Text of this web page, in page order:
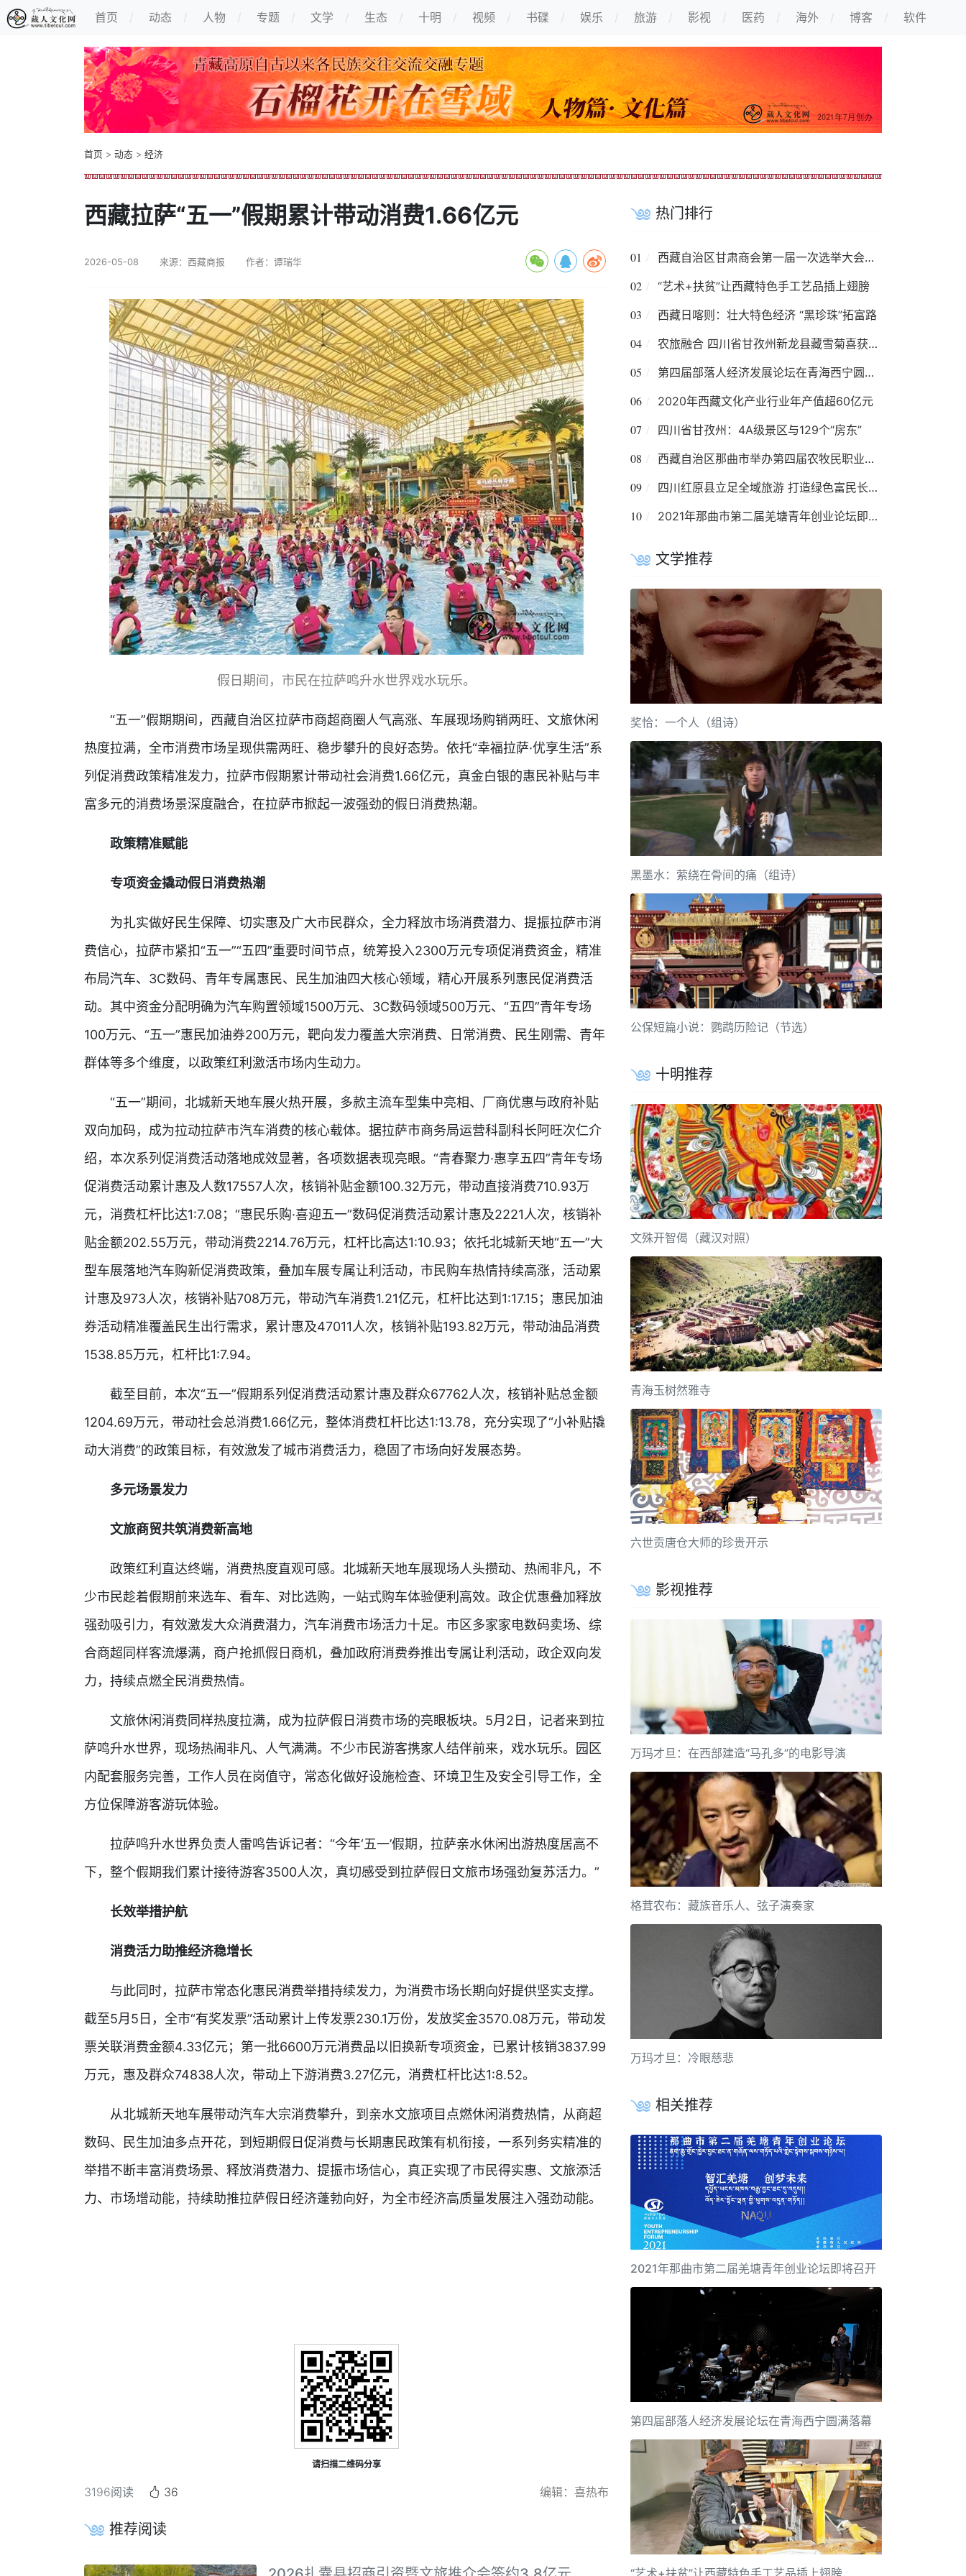
首页 动态 人物 专题 文学 生态 十明 视频 书碟 娱乐 旅游 影视 医药 海外 博客 软件
首页 > 动态 > 经济
西藏拉萨“五一”假期累计带动消费1.66亿元
2026-05-08 来源：西藏商报 作者：谭瑞华
假日期间，市民在拉萨鸣升水世界戏水玩乐。
“五一”假期期间，西藏自治区拉萨市商超商圈人气高涨、车展现场购销两旺、文旅休闲
热度拉满，全市消费市场呈现供需两旺、稳步攀升的良好态势。依托“幸福拉萨·优享生活”系
列促消费政策精准发力，拉萨市假期累计带动社会消费1.66亿元，真金白银的惠民补贴与丰
富多元的消费场景深度融合，在拉萨市掀起一波强劲的假日消费热潮。
政策精准赋能
专项资金撬动假日消费热潮
为扎实做好民生保障、切实惠及广大市民群众，全力释放市场消费潜力、提振拉萨市消
费信心，拉萨市紧扣“五一”“五四”重要时间节点，统筹投入2300万元专项促消费资金，精准
布局汽车、3C数码、青年专属惠民、民生加油四大核心领域，精心开展系列惠民促消费活
动。其中资金分配明确为汽车购置领域1500万元、3C数码领域500万元、“五四”青年专场
100万元、“五一”惠民加油券200万元，靶向发力覆盖大宗消费、日常消费、民生刚需、青年
群体等多个维度，以政策红利激活市场内生动力。
“五一”期间，北城新天地车展火热开展，多款主流车型集中亮相、厂商优惠与政府补贴
双向加码，成为拉动拉萨市汽车消费的核心载体。据拉萨市商务局运营科副科长阿旺次仁介
绍，本次系列促消费活动落地成效显著，各项数据表现亮眼。“青春聚力·惠享五四”青年专场
促消费活动累计惠及人数17557人次，核销补贴金额100.32万元，带动直接消费710.93万
元，消费杠杆比达1:7.08；“惠民乐购·喜迎五一”数码促消费活动累计惠及2221人次，核销补
贴金额202.55万元，带动消费2214.76万元，杠杆比高达1:10.93；依托北城新天地“五一”大
型车展落地汽车购新促消费政策，叠加车展专属让利活动，市民购车热情持续高涨，活动累
计惠及973人次，核销补贴708万元，带动汽车消费1.21亿元，杠杆比达到1:17.15；惠民加油
券活动精准覆盖民生出行需求，累计惠及47011人次，核销补贴193.82万元，带动油品消费
1538.85万元，杠杆比1:7.94。
截至目前，本次“五一”假期系列促消费活动累计惠及群众67762人次，核销补贴总金额
1204.69万元，带动社会总消费1.66亿元，整体消费杠杆比达1:13.78，充分实现了“小补贴撬
动大消费”的政策目标，有效激发了城市消费活力，稳固了市场向好发展态势。
多元场景发力
文旅商贸共筑消费新高地
政策红利直达终端，消费热度直观可感。北城新天地车展现场人头攒动、热闹非凡，不
少市民趁着假期前来选车、看车、对比选购，一站式购车体验便利高效。政企优惠叠加释放
强劲吸引力，有效激发大众消费潜力，汽车消费市场活力十足。市区多家家电数码卖场、综
合商超同样客流爆满，商户抢抓假日商机，叠加政府消费券推出专属让利活动，政企双向发
力，持续点燃全民消费热情。
文旅休闲消费同样热度拉满，成为拉萨假日消费市场的亮眼板块。5月2日，记者来到拉
萨鸣升水世界，现场热闹非凡、人气满满。不少市民游客携家人结伴前来，戏水玩乐。园区
内配套服务完善，工作人员在岗值守，常态化做好设施检查、环境卫生及安全引导工作，全
方位保障游客游玩体验。
拉萨鸣升水世界负责人雷鸣告诉记者：“今年‘五一’假期，拉萨亲水休闲出游热度居高不
下，整个假期我们累计接待游客3500人次，真切感受到拉萨假日文旅市场强劲复苏活力。”
长效举措护航
消费活力助推经济稳增长
与此同时，拉萨市常态化惠民消费举措持续发力，为消费市场长期向好提供坚实支撑。
截至5月5日，全市“有奖发票”活动累计上传发票230.1万份，发放奖金3570.08万元，带动发
票关联消费金额4.33亿元；第一批6600万元消费品以旧换新专项资金，已累计核销3837.99
万元，惠及群众74838人次，带动上下游消费3.27亿元，消费杠杆比达1:8.52。
从北城新天地车展带动汽车大宗消费攀升，到亲水文旅项目点燃休闲消费热情，从商超
数码、民生加油多点开花，到短期假日促消费与长期惠民政策有机衔接，一系列务实精准的
举措不断丰富消费场景、释放消费潜力、提振市场信心，真正实现了市民得实惠、文旅添活
力、市场增动能，持续助推拉萨假日经济蓬勃向好，为全市经济高质量发展注入强劲动能。
请扫描二维码分享
3196阅读 36 编辑：喜热布
推荐阅读
热门排行
01 西藏自治区甘肃商会第一届一次选举大会召开
02 “艺术+扶贫”让西藏特色手工艺品插上翅膀
03 西藏日喀则：壮大特色经济 “黑珍珠”拓富路
04 农旅融合 四川省甘孜州新龙县藏雪菊喜获丰收
05 第四届部落人经济发展论坛在青海西宁圆满落幕
06 2020年西藏文化产业行业年产值超60亿元
07 四川省甘孜州：4A级景区与129个“房东”
08 西藏自治区那曲市举办第四届农牧民职业技能大赛
09 四川红原县立足全域旅游 打造绿色富民长效支点
10 2021年那曲市第二届羌塘青年创业论坛即将召开
文学推荐
奖恰：一个人（组诗）
黑墨水：萦绕在骨间的痛（组诗）
公保短篇小说：鹦鹉历险记（节选）
十明推荐
文殊开智偈（藏汉对照）
青海玉树然雅寺
六世贡唐仓大师的珍贵开示
影视推荐
万玛才旦：在西部建造“马孔多”的电影导演
格茸农布：藏族音乐人、弦子演奏家
万玛才旦：冷眼慈悲
相关推荐
2021年那曲市第二届羌塘青年创业论坛即将召开
第四届部落人经济发展论坛在青海西宁圆满落幕
“艺术+扶贫”让西藏特色手工艺品插上翅膀